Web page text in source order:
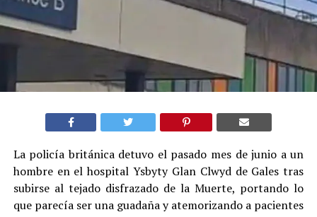
La policía británica detuvo el pasado mes de junio a un
hombre en el hospital Ysbyty Glan Clwyd de Gales tras
subirse al tejado disfrazado de la Muerte, portando lo
que parecía ser una guadaña y atemorizando a pacientes